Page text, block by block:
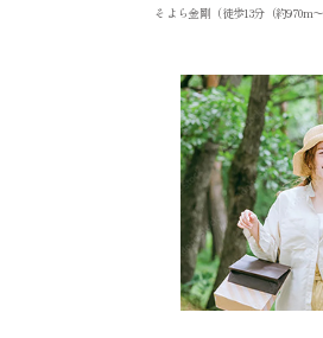
そよら金剛（徒歩13分（約970m～